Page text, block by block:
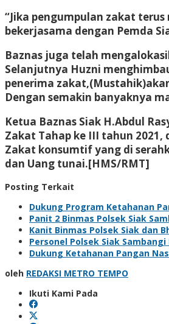
“Jika pengumpulan zakat
bekerjasama dengan Pemda
Baznas juga telah
Selanjutnya Huzni
penerima
Dengan semakin banyaknya
Ketua Baznas Siak H.Abdul
Zakat Tahap ke III tahun
Zakat konsumtif yang di
dan Uang tunai.[HMS/RMT]
Posting Terkait
Dukung Program Ketahanan
Panit 2 Binmas Polsek Siak
Kanit Binmas Polsek Siak dan
Personel Polsek Siak
Dukung Ketahanan Pangan
oleh REDAKSI METRO TEMPO
Ikuti Kami Pada